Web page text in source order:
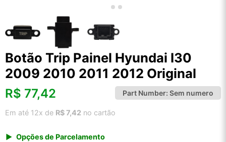
Botão Trip Painel Hyundai I30
2009 2010 2011 2012 Original
R$ 77,42 Part Number: Sem numero
Em até 12x de R$ 7,42 no cartão
Opções de Parcelamento